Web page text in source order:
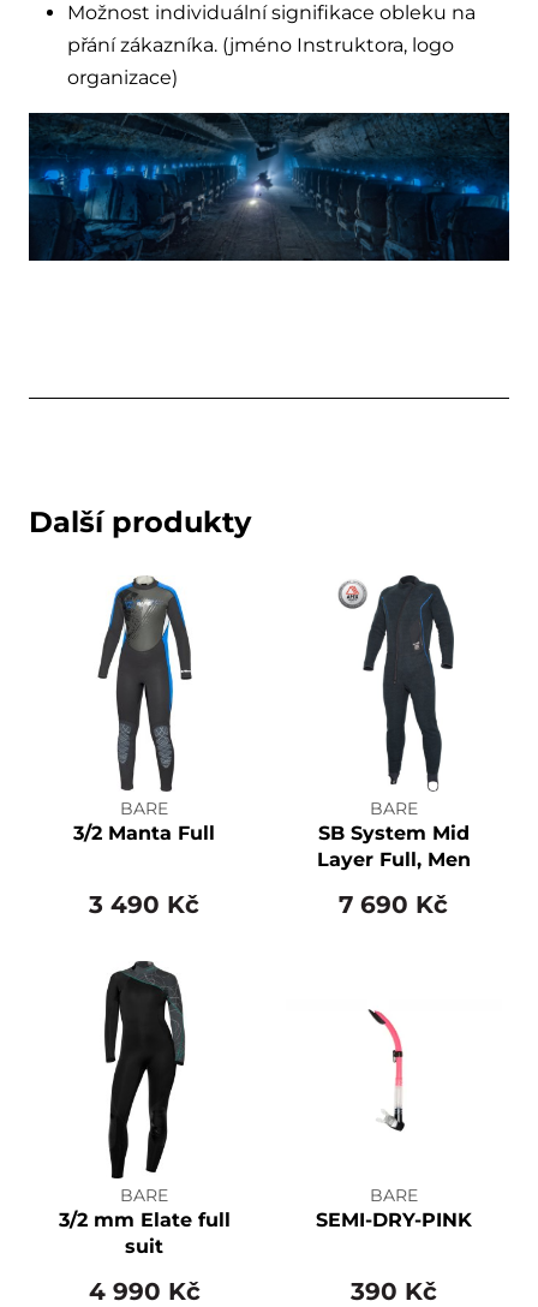
Možnost individuální signifikace obleku na
přání zákazníka. (jméno Instruktora, logo
organizace)
Další produkty
BARE
3/2 Manta Full
3 490 Kč
BARE
SB System Mid
Layer Full, Men
7 690 Kč
BARE
3/2 mm Elate full
suit
4 990 Kč
BARE
SEMI-DRY-PINK
390 Kč